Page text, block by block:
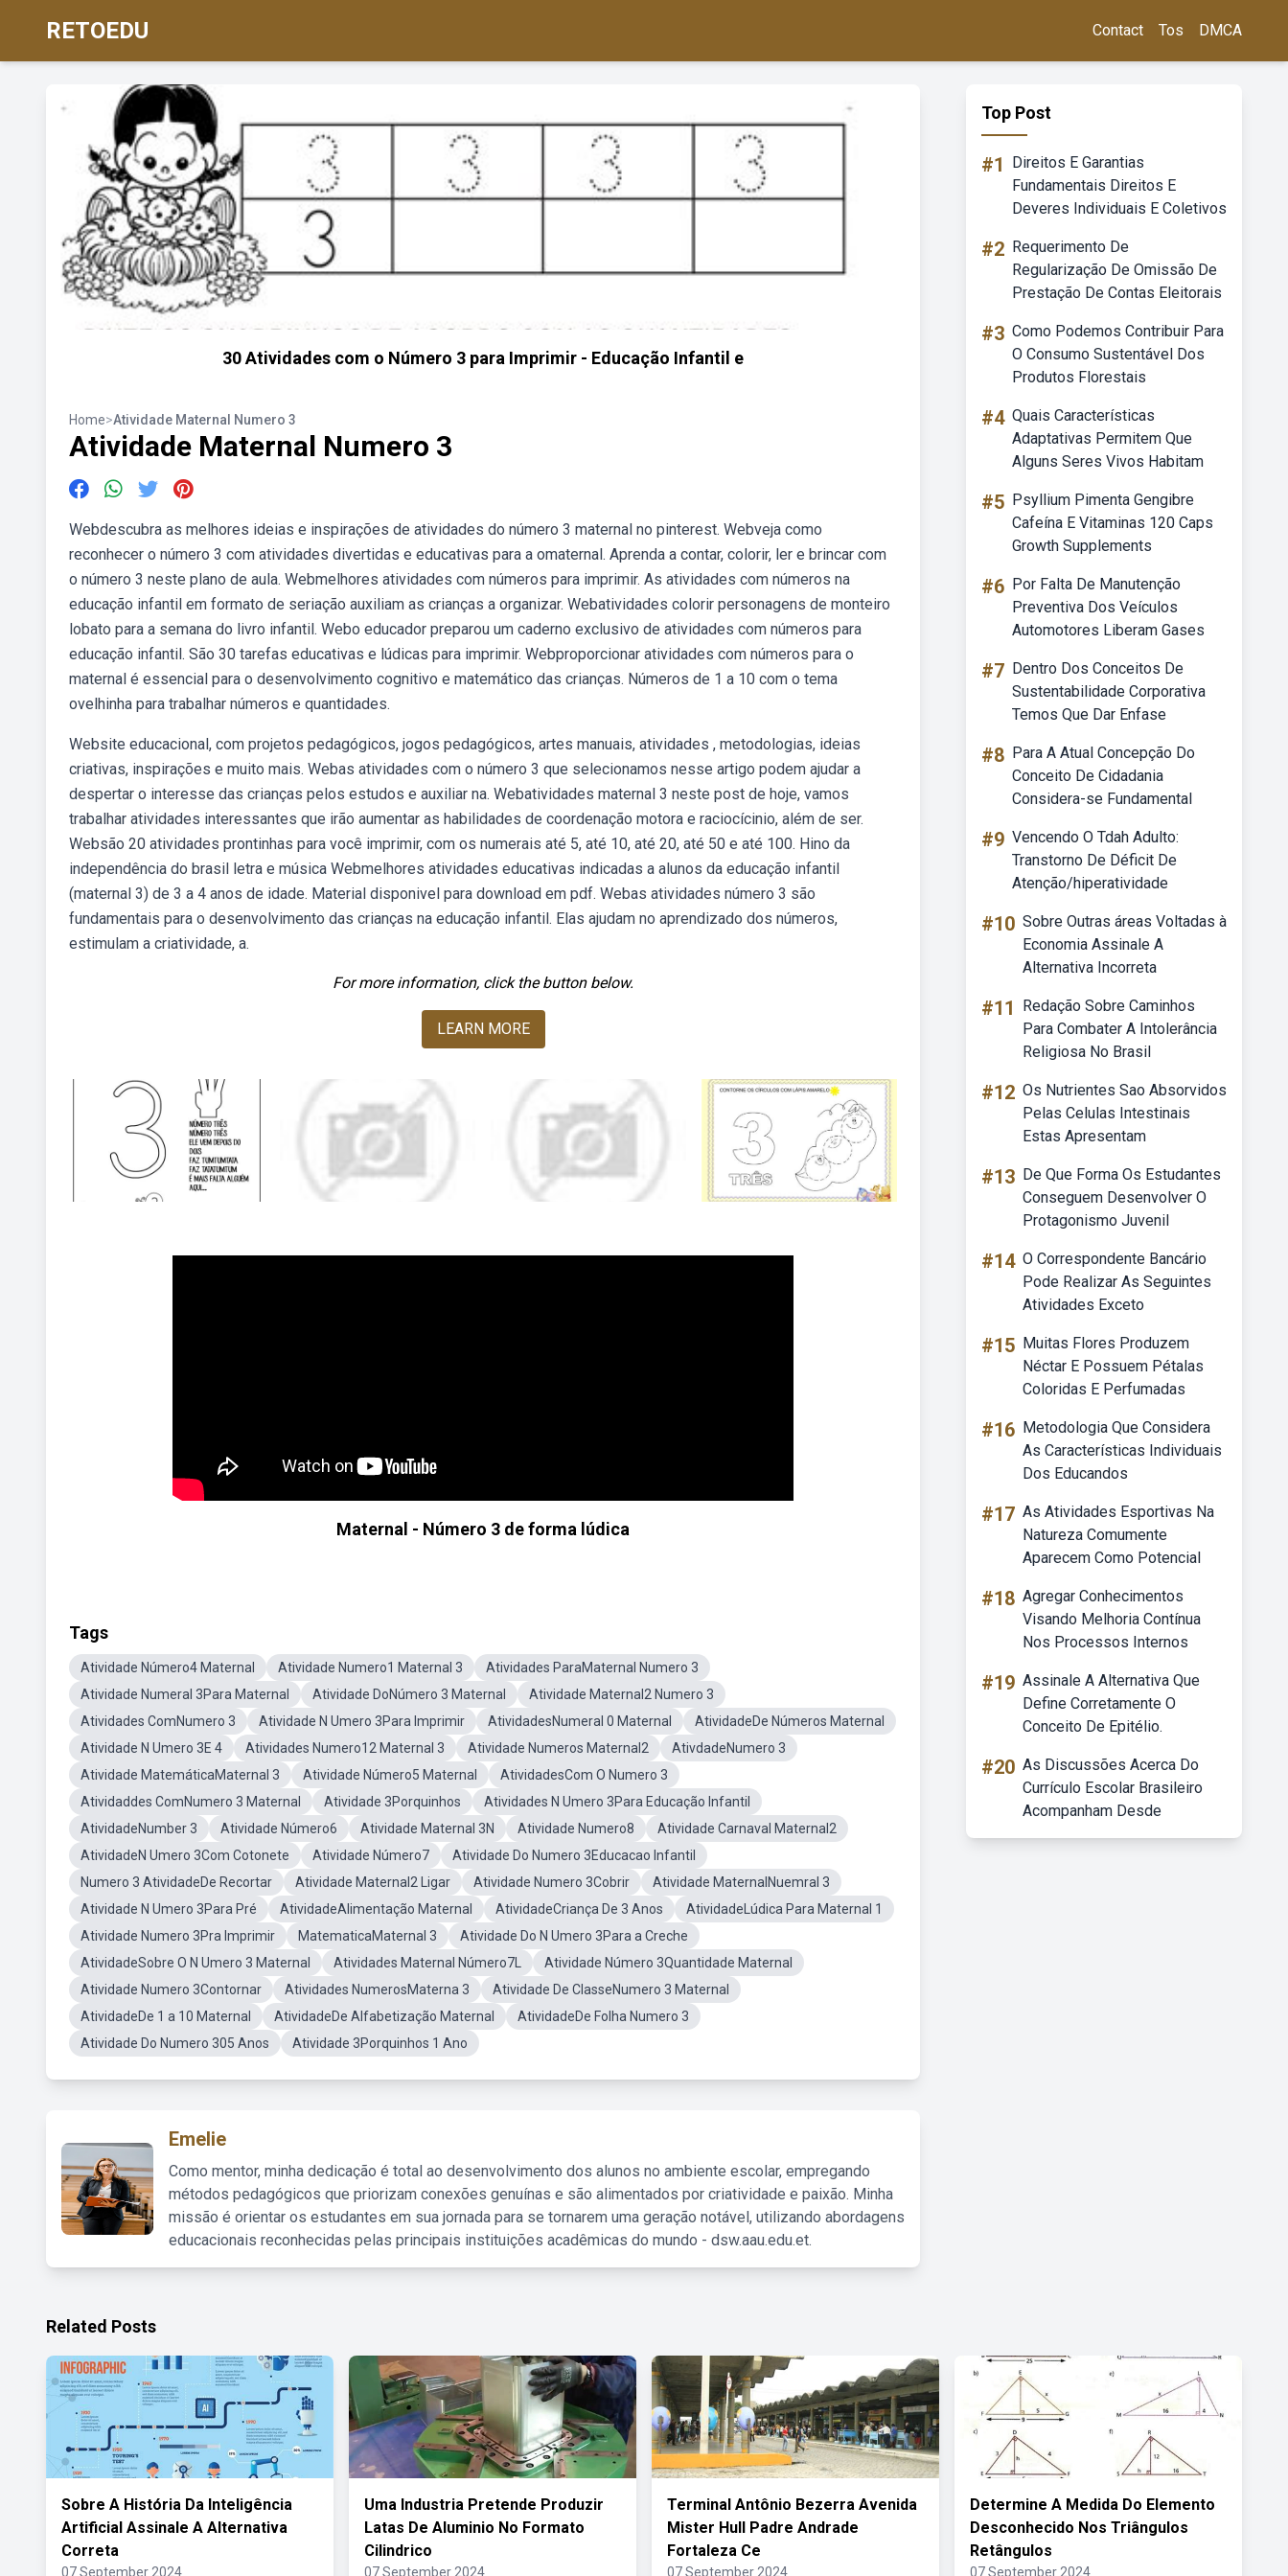
RETOEDU Contact Tos DMCA
30 Atividades com o Número 3 para Imprimir - Educação Infantil e
Home>Atividade Maternal Numero 3
Atividade Maternal Numero 3
Webdescubra as melhores ideias e inspirações de atividades do número 3 maternal no pinterest. Webveja como
reconhecer o número 3 com atividades divertidas e educativas para a omaternal. Aprenda a contar, colorir, ler e brincar com
o número 3 neste plano de aula. Webmelhores atividades com números para imprimir. As atividades com números na
educação infantil em formato de seriação auxiliam as crianças a organizar. Webatividades colorir personagens de monteiro
lobato para a semana do livro infantil. Webo educador preparou um caderno exclusivo de atividades com números para
educação infantil. São 30 tarefas educativas e lúdicas para imprimir. Webproporcionar atividades com números para o
maternal é essencial para o desenvolvimento cognitivo e matemático das crianças. Números de 1 a 10 com o tema
ovelhinha para trabalhar números e quantidades.
Website educacional, com projetos pedagógicos, jogos pedagógicos, artes manuais, atividades , metodologias, ideias
criativas, inspirações e muito mais. Webas atividades com o número 3 que selecionamos nesse artigo podem ajudar a
despertar o interesse das crianças pelos estudos e auxiliar na. Webatividades maternal 3 neste post de hoje, vamos
trabalhar atividades interessantes que irão aumentar as habilidades de coordenação motora e raciocícinio, além de ser.
Websão 20 atividades prontinhas para você imprimir, com os numerais até 5, até 10, até 20, até 50 e até 100. Hino da
independência do brasil letra e música Webmelhores atividades educativas indicadas a alunos da educação infantil
(maternal 3) de 3 a 4 anos de idade. Material disponivel para download em pdf. Webas atividades número 3 são
fundamentais para o desenvolvimento das crianças na educação infantil. Elas ajudam no aprendizado dos números,
estimulam a criatividade, a.
For more information, click the button below.
LEARN MORE
Maternal - Número 3 de forma lúdica
Tags
Atividade Número4 Maternal Atividade Numero1 Maternal 3
Atividades ParaMaternal Numero 3
Atividade Numeral 3Para Maternal
Atividade DoNúmero 3 Maternal
Atividade Maternal2 Numero 3
Atividades ComNumero 3
Atividade N Umero 3Para Imprimir AtividadesNumeral 0 Maternal
AtividadeDe Números Maternal
Atividade N Umero 3E 4
Atividades Numero12 Maternal 3 Atividade Numeros Maternal2
AtivdadeNumero 3
Atividade MatemáticaMaternal 3
Atividade Número5 Maternal
AtividadesCom O Numero 3
Atividaddes ComNumero 3 Maternal
Atividade 3Porquinhos
Atividades N Umero 3Para Educação Infantil
AtividadeNumber 3
Atividade Número6 Atividade Maternal 3N Atividade Numero8
Atividade Carnaval Maternal2
AtividadeN Umero 3Com Cotonete
Atividade Número7
Atividade Do Numero 3Educacao Infantil
Numero 3 AtividadeDe Recortar
Atividade Maternal2 Ligar Atividade Numero 3Cobrir
Atividade MaternalNuemral 3
Atividade N Umero 3Para Pré
AtividadeAlimentação Maternal AtividadeCriança De 3 Anos
AtividadeLúdica Para Maternal 1
Atividade Numero 3Pra Imprimir
MatematicaMaternal 3
Atividade Do N Umero 3Para a Creche
AtividadeSobre O N Umero 3 Maternal
Atividades Maternal Número7L
Atividade Número 3Quantidade Maternal
Atividade Numero 3Contornar
Atividades NumerosMaterna 3
Atividade De ClasseNumero 3 Maternal
AtividadeDe 1 a 10 Maternal
AtividadeDe Alfabetização Maternal
AtividadeDe Folha Numero 3
Atividade Do Numero 305 Anos
Atividade 3Porquinhos 1 Ano
Emelie
Como mentor, minha dedicação é total ao desenvolvimento dos alunos no ambiente escolar, empregando
métodos pedagógicos que priorizam conexões genuínas e são alimentados por criatividade e paixão. Minha
missão é orientar os estudantes em sua jornada para se tornarem uma geração notável, utilizando abordagens
educacionais reconhecidas pelas principais instituições acadêmicas do mundo - dsw.aau.edu.et.
Top Post
#1
Direitos E Garantias
Fundamentais Direitos E
Deveres Individuais E Coletivos
#2 Requerimento De
Regularização De Omissão De
Prestação De Contas Eleitorais
#3 Como Podemos Contribuir Para
O Consumo Sustentável Dos
Produtos Florestais
#4 Quais Características
Adaptativas Permitem Que
Alguns Seres Vivos Habitam
#5 Psyllium Pimenta Gengibre
Cafeína E Vitaminas 120 Caps
Growth Supplements
#6 Por Falta De Manutenção
Preventiva Dos Veículos
Automotores Liberam Gases
#7 Dentro Dos Conceitos De
Sustentabilidade Corporativa
Temos Que Dar Enfase
#8 Para A Atual Concepção Do
Conceito De Cidadania
Considera-se Fundamental
#9 Vencendo O Tdah Adulto:
Transtorno De Déficit De
Atenção/hiperatividade
#10 Sobre Outras áreas Voltadas à
Economia Assinale A
Alternativa Incorreta
#11
Redação Sobre Caminhos
Para Combater A Intolerância
Religiosa No Brasil
#12 Os Nutrientes Sao Absorvidos
Pelas Celulas Intestinais
Estas Apresentam
#13 De Que Forma Os Estudantes
Conseguem Desenvolver O
Protagonismo Juvenil
#14 O Correspondente Bancário
Pode Realizar As Seguintes
Atividades Exceto
#15 Muitas Flores Produzem
Néctar E Possuem Pétalas
Coloridas E Perfumadas
#16 Metodologia Que Considera
As Características Individuais
Dos Educandos
#17 As Atividades Esportivas Na
Natureza Comumente
Aparecem Como Potencial
#18 Agregar Conhecimentos
Visando Melhoria Contínua
Nos Processos Internos
#19 Assinale A Alternativa Que
Define Corretamente O
Conceito De Epitélio.
#20 As Discussões Acerca Do
Currículo Escolar Brasileiro
Acompanham Desde
Related Posts
Sobre A História Da Inteligência
Artificial Assinale A Alternativa
Correta
07 September 2024
Uma Industria Pretende Produzir
Latas De Aluminio No Formato
Cilindrico
07 September 2024
Terminal Antônio Bezerra Avenida
Mister Hull Padre Andrade
Fortaleza Ce
07 September 2024
Determine A Medida Do Elemento
Desconhecido Nos Triângulos
Retângulos
07 September 2024